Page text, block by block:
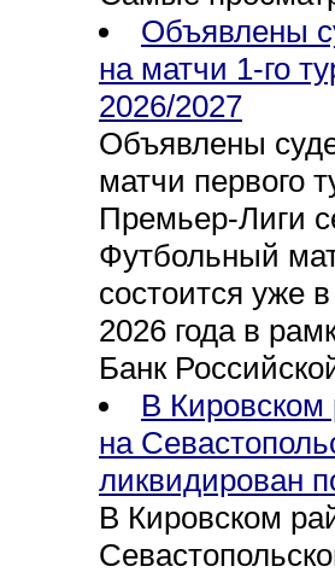
Объявлены
на матчи 1-го
2026/2027
Объявлены
матчи первого
Премьер-Лиги
Футбольный
состоится уже
2026 года в
Банк
В Кировском
на
ликвидирован
В Кировском